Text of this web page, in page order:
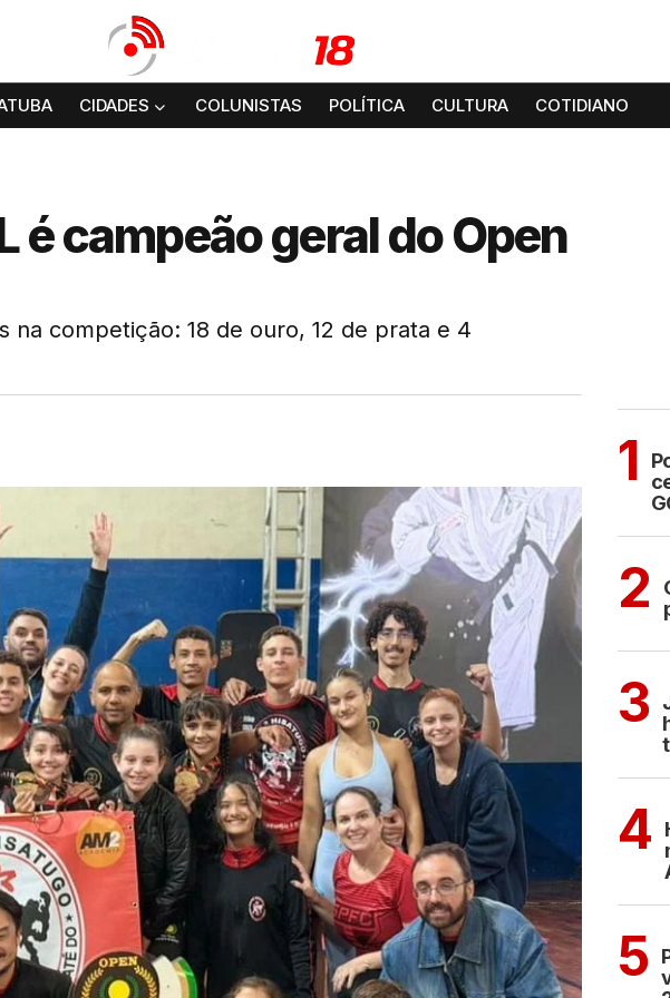
CIDADES COLUNISTAS POLÍTICA CULTURA COTIDIANO
é campeão geral do Open
competição: 18 de ouro, 12 de prata e 4
1
2
3
4
5